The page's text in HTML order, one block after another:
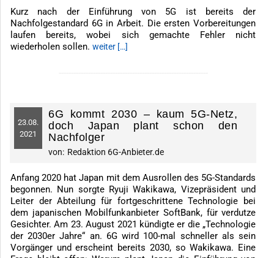
Kurz nach der Einführung von 5G ist bereits der
Nachfolgestandard 6G in Arbeit. Die ersten Vorbereitungen
laufen bereits, wobei sich gemachte Fehler nicht
wiederholen sollen. weiter […]
23.08.
2021
6G kommt 2030 – kaum 5G-Netz,
doch Japan plant schon den
Nachfolger
von: Redaktion 6G-Anbieter.de
Anfang 2020 hat Japan mit dem Ausrollen des 5G-Standards
begonnen. Nun sorgte Ryuji Wakikawa, Vizepräsident und
Leiter der Abteilung für fortgeschrittene Technologie bei
dem japanischen Mobilfunkanbieter SoftBank, für verdutze
Gesichter. Am 23. August 2021 kündigte er die „Technologie
der 2030er Jahre“ an. 6G wird 100-mal schneller als sein
Vorgänger und erscheint bereits 2030, so Wakikawa. Eine